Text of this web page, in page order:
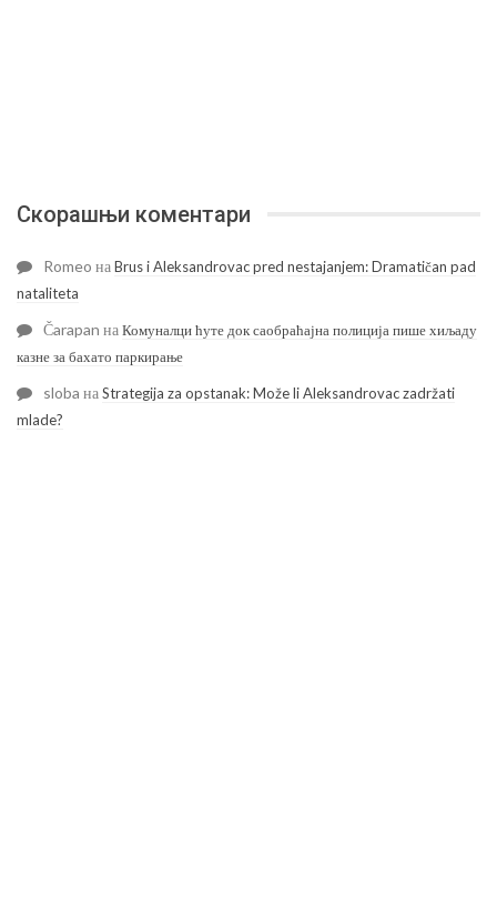
Скорашњи коментари
Romeo наBrus i Aleksandrovac pred nestajanjem: Dramatičan pad
nataliteta
Čarapan наКомуналци ћуте док саобраћајна полиција пише хиљаду
казне за бахато паркирање
sloba наStrategija za opstanak: Može li Aleksandrovac zadržati
mlade?